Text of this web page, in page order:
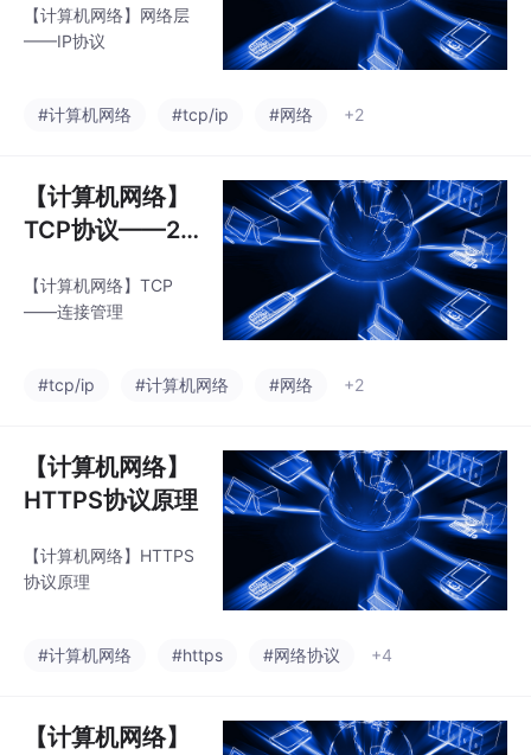
【计算机网络】网络层
——IP协议
#计算机网络 #tcp/ip #网络 +2
【计算机网络】
TCP协议——2.
手，四次挥手)
【计算机网络】TCP
——连接管理
#tcp/ip #计算机网络 #网络 +2
【计算机网络】
HTTPS协议原理
【计算机网络】HTTPS
协议原理
#计算机网络 #https #网络协议 +4
【计算机网络】